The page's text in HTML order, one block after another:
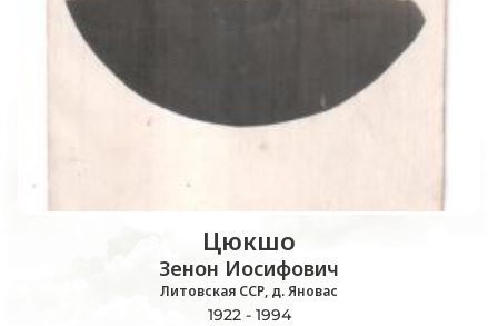
Цюкшо
Зенон Иосифович
Литовская ССР, д. Яновас
1922 - 1994